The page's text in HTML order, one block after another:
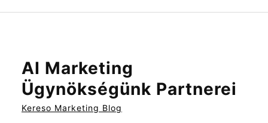
AI Marketing
Ügynökségünk Partnerei
Kereso Marketing Blog